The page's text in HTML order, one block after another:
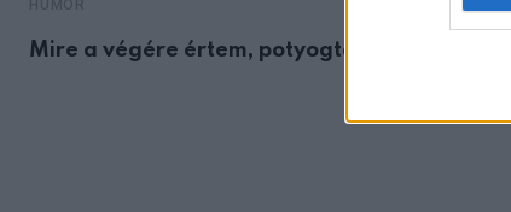
Mire a végére értem, potyogtak a könnyeim a